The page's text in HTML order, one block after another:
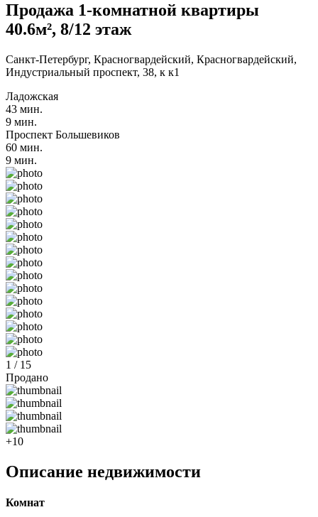
Продажа 1-комнатной квартиры
40.6м², 8/12 этаж
Санкт-Петербург, Красногвардейский, Красногвардейский,
Индустриальный проспект, 38, к к1
Ладожская
43 мин.
9 мин.
Проспект Большевиков
60 мин.
9 мин.
1 / 15
Продано
+10
Описание недвижимости
Комнат